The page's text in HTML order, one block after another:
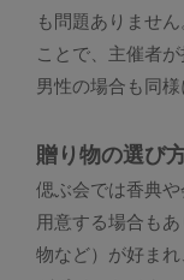
も問題ありませ
ことで、主催者
男性の場合も同
贈り物の選び
偲ぶ会では香典
用意する場合も
物など）が好ま